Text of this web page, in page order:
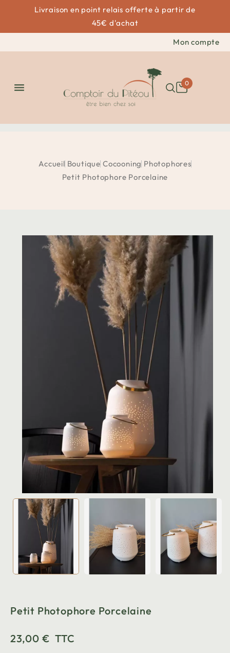
Livraison en point relais offerte à partir de
45€ d'achat
Mon compte
 0
Accueil Boutique Cocooning Photophores
Petit Photophore Porcelaine
Petit Photophore Porcelaine
23,00 € TTC